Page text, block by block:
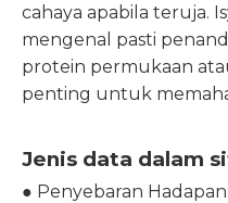
cahaya apabila teruja.
mengenal pasti
protein permukaan
penting untuk
Jenis data dalam
● Penyebaran